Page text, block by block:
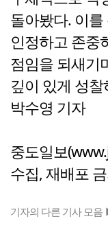
돌아봤다. 이
인정하고 존중
점임을 되새기
깊이 있게 성
박수영 기자
중도일보
수집, 재배포
기자의 다른 기사 모음